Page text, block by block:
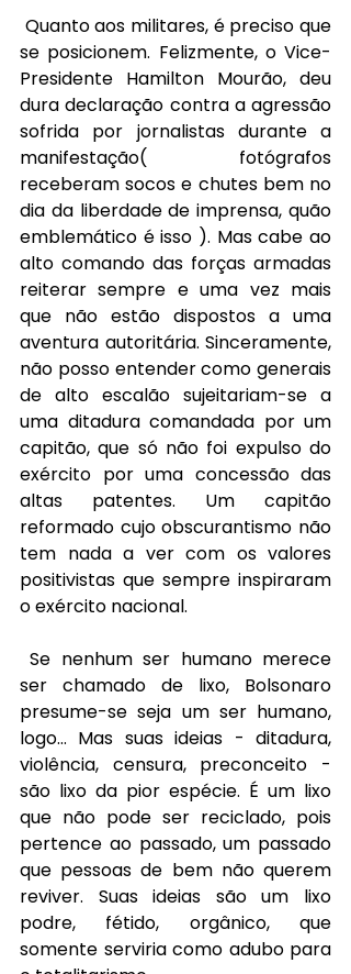
Quanto aos militares, é preciso que
se posicionem. Felizmente, o Vice-
Presidente Hamilton Mourão, deu
dura declaração contra a agressão
sofrida por jornalistas durante a
manifestação( fotógrafos
receberam socos e chutes bem no
dia da liberdade de imprensa, quão
emblemático é isso ). Mas cabe ao
alto comando das forças armadas
reiterar sempre e uma vez mais
que não estão dispostos a uma
aventura autoritária. Sinceramente,
não posso entender como generais
de alto escalão sujeitariam-se a
uma ditadura comandada por um
capitão, que só não foi expulso do
exército por uma concessão das
altas patentes. Um capitão
reformado cujo obscurantismo não
tem nada a ver com os valores
positivistas que sempre inspiraram
o exército nacional.
Se nenhum ser humano merece
ser chamado de lixo, Bolsonaro
presume-se seja um ser humano,
logo… Mas suas ideias - ditadura,
violência, censura, preconceito -
são lixo da pior espécie. É um lixo
que não pode ser reciclado, pois
pertence ao passado, um passado
que pessoas de bem não querem
reviver. Suas ideias são um lixo
podre, fétido, orgânico, que
somente serviria como adubo para